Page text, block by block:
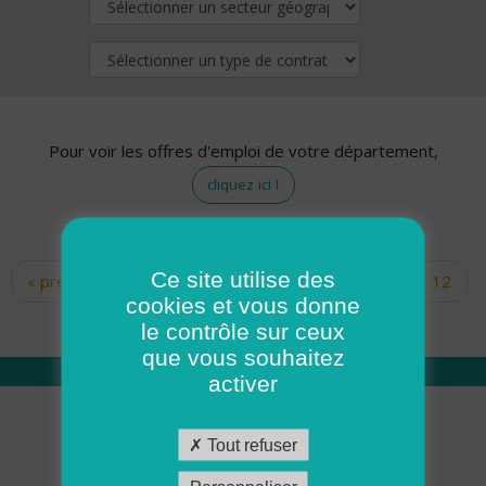
Pour voir les offres d'emploi de votre département,
cliquez ici !
Pages
« premier ‹ précédent … 10
12
14 15 16 17
Qui sommes nous
Académie ADMR
Ce site utilise des
cookies et vous donne
le contrôle sur ceux
que vous souhaitez
activer
Tout refuser